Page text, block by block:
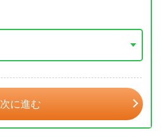
次に進む